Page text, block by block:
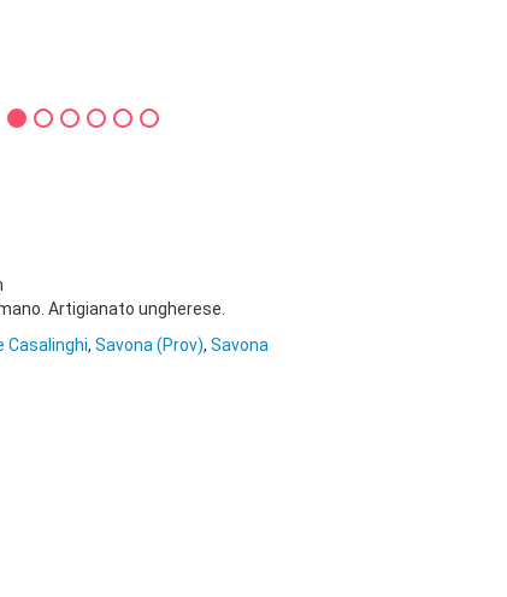
Artigianato ungherese.
Casalinghi, Savona (Prov), Savona